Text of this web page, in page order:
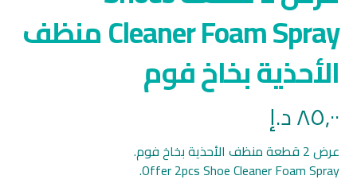
Cleaner Foam Spray منظف
الأحذية بخاخ فوم
٨٥,٠٠د.إ
عرض 2 قطعة منظف الأحذية بخاخ فوم.
Offer 2pcs Shoe Cleaner Foam Spray.